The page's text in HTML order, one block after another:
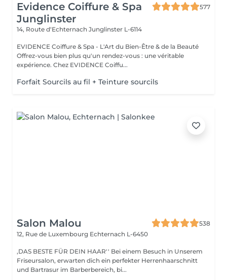
Evidence Coiffure & Spa
Junglinster
577
14, Route d‘Echternach Junglinster L-6114
EVIDENCE Coiffure & Spa - L'Art du Bien-Être & de la Beauté
Offrez-vous bien plus qu'un rendez-vous : une véritable
expérience. Chez EVIDENCE Coiffu...
Forfait Sourcils au fil + Teinture sourcils
Salon Malou
538
12, Rue de Luxembourg Echternach L-6450
,DAS BESTE FÜR DEIN HAAR'' Bei einem Besuch in Unserem
Friseursalon, erwarten dich ein perfekter Herrenhaarschnitt
und Bartrasur im Barberbereich, bi...